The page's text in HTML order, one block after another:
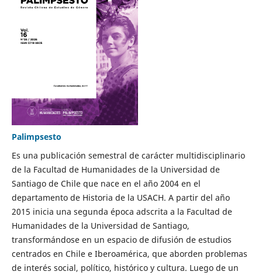
Palimpsesto
Es una publicación semestral de carácter multidisciplinario
de la Facultad de Humanidades de la Universidad de
Santiago de Chile que nace en el año 2004 en el
departamento de Historia de la USACH. A partir del año
2015 inicia una segunda época adscrita a la Facultad de
Humanidades de la Universidad de Santiago,
transformándose en un espacio de difusión de estudios
centrados en Chile e Iberoamérica, que aborden problemas
de interés social, político, histórico y cultura. Luego de un